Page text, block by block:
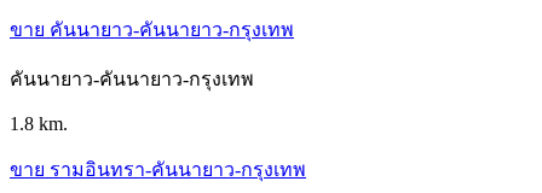
ขาย คันนายาว-คันนายาว-กรุงเทพ
คันนายาว-คันนายาว-กรุงเทพ
1.8 km.
ขาย รามอินทรา-คันนายาว-กรุงเทพ